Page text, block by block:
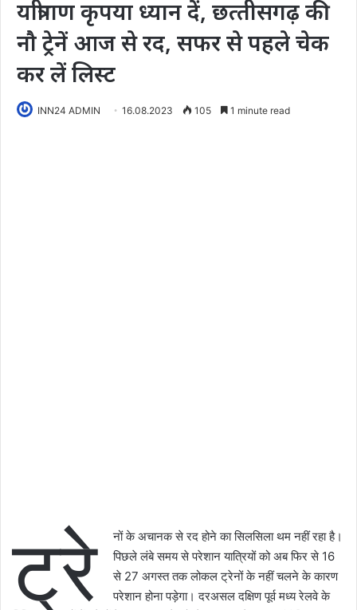
यात्रीगण कृपया ध्यान दें, छत्‍तीसगढ़ की
नौ ट्रेनें आज से रद, सफर से पहले चेक
कर लें लिस्‍ट
INN24 ADMIN 16.08.2023 105 1 minute read
ट्रे
नों के अचानक से रद होने का सिलसिला थम नहीं रहा है।
पिछले लंबे समय से परेशान यात्रियों को अब फिर से 16
से 27 अगस्त तक लोकल ट्रेनों के नहीं चलने के कारण
परेशान होना पड़ेगा। दरअसल दक्षिण पूर्व मध्य रेलवे के